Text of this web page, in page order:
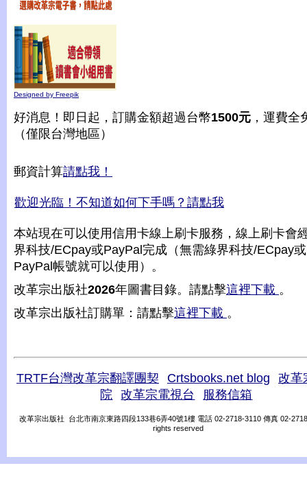
Designed by Freepik
好消息！即日起，訂購金額超過台幣1500元 ，運費全
（僅限台灣地區）
郵資計算請點我！
歡迎光臨！不知道如何下手嗎？請點我
本站現在可以使用信用卡線上刷卡服務，線上刷卡會
界科技/ECpay或PayPal完成（無需綠界科技/ECpay或
PayPal帳號就可以使用）。
改革宗出版社2026年圖書目錄。請點擊這裡下載 。
改革宗出版社訂購單：請點擊這裡下載 。
TRTF台灣改革宗翻譯團契 Crtsbooks.net blog
改革
院
改革宗電視台 服務信箱
改革宗出版社 台北市南京東路四段133巷6弄40號1樓 電話 02-2718-3110 傳真 02-
rights reserved